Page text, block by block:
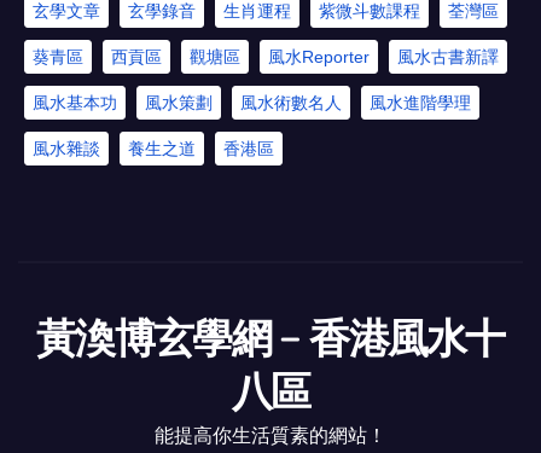
玄學文章 玄學錄音 生肖運程 紫微斗數課程 荃灣區
葵青區 西貢區 觀塘區 風水Reporter 風水古書新譯
風水基本功 風水策劃 風水術數名人 風水進階學理
風水雜談 養生之道 香港區
黃渙博玄學網﹣香港風水十
八區
能提高你生活質素的網站！